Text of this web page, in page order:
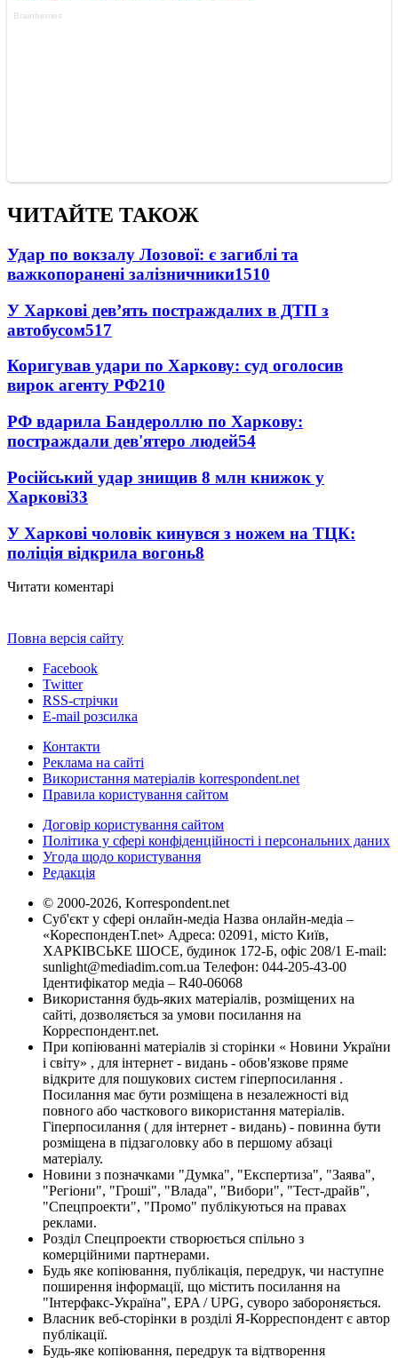
ЧИТАЙТЕ ТАКОЖ
Удар по вокзалу Лозової: є загиблі та
важкопоранені залізничники1510
У Харкові дев’ять постраждалих в ДТП з
автобусом517
Коригував удари по Харкову: суд оголосив
вирок агенту РФ210
РФ вдарила Бандероллю по Харкову:
постраждали дев'ятеро людей54
Російський удар знищив 8 млн книжок у
Харкові33
У Харкові чоловік кинувся з ножем на ТЦК:
поліція відкрила вогонь8
Читати коментарі
Повна версія сайту
Facebook
Twitter
RSS-стрічки
E-mail розсилка
Контакти
Реклама на сайті
Використання матеріалів korrespondent.net
Правила користування сайтом
Договір користування сайтом
Політика у сфері конфіденційності і персональних даних
Угода щодо користування
Редакція
© 2000-2026, Korrespondent.net
Суб'єкт у сфері онлайн-медіа Назва онлайн-медіа –
«КореспонденТ.net» Адреса: 02091, місто Київ,
ХАРКІВСЬКЕ ШОСЕ, будинок 172-Б, офіс 208/1 E-mail:
sunlight@mediadim.com.ua Телефон: 044-205-43-00
Ідентифікатор медіа – R40-06068
Використання будь-яких матеріалів, розміщених на
сайті, дозволяється за умови посилання на
Корреспондент.net.
При копіюванні матеріалів зі сторінки « Новини України
і світу» , для інтернет - видань - обов'язкове пряме
відкрите для пошукових систем гіперпосилання .
Посилання має бути розміщена в незалежності від
повного або часткового використання матеріалів.
Гіперпосилання ( для інтернет - видань) - повинна бути
розміщена в підзаголовку або в першому абзаці
матеріалу.
Новини з позначками "Думка", "Експертиза", "Заява",
"Регіони", "Гроші", "Влада", "Вибори", "Тест-драйв",
"Спецпроекти", "Промо" публікуються на правах
реклами.
Розділ Спецпроекти створюється спільно з
комерційними партнерами.
Будь яке копіювання, публікація, передрук, чи наступне
поширення інформації, що містить посилання на
"Інтерфакс-Україна", EPA / UPG, суворо забороняється.
Власник веб-сторінки в розділі Я-Корреспондент є автор
публікації.
Будь-яке копіювання, передрук та відтворення